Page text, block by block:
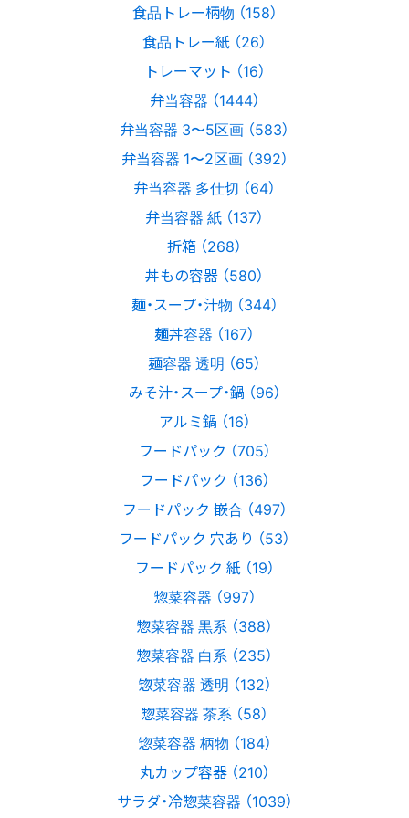
食品トレー柄物 （158）
食品トレー紙 （26）
トレーマット （16）
弁当容器 （1444）
弁当容器 3〜5区画 （583）
弁当容器 1〜2区画 （392）
弁当容器 多仕切 （64）
弁当容器 紙 （137）
折箱 （268）
丼もの容器 （580）
麺・スープ・汁物 （344）
麺丼容器 （167）
麺容器 透明 （65）
みそ汁・スープ・鍋 （96）
アルミ鍋 （16）
フードパック （705）
フードパック （136）
フードパック 嵌合 （497）
フードパック 穴あり （53）
フードパック 紙 （19）
惣菜容器 （997）
惣菜容器 黒系 （388）
惣菜容器 白系 （235）
惣菜容器 透明 （132）
惣菜容器 茶系 （58）
惣菜容器 柄物 （184）
丸カップ容器 （210）
サラダ・冷惣菜容器 （1039）